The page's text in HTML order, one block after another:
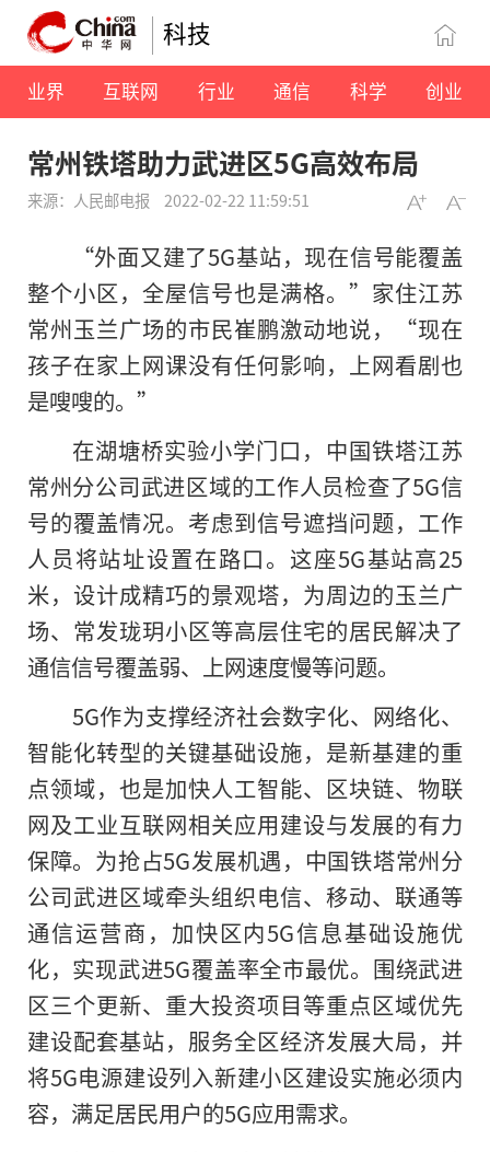
科技
业界 互联网 行业 通信 科学 创业
常州铁塔助力武进区5G高效布局
来源：人民邮电报 2022-02-22 11:59:51
“外面又建了5G基站，现在信号能覆盖
整个小区，全屋信号也是满格。”家住江苏
常州玉兰广场的市民崔鹏激动地说，“现在
孩子在家上网课没有任何影响，上网看剧也
是嗖嗖的。”
在湖塘桥实验小学门口，中国铁塔江苏
常州分公司武进区域的工作人员检查了5G信
号的覆盖情况。考虑到信号遮挡问题，工作
人员将站址设置在路口。这座5G基站高25
米，设计成精巧的景观塔，为周边的玉兰广
场、常发珑玥小区等高层住宅的居民解决了
通信信号覆盖弱、上网速度慢等问题。
5G作为支撑经济社会数字化、网络化、
智能化转型的关键基础设施，是新基建的重
点领域，也是加快人工智能、区块链、物联
网及工业互联网相关应用建设与发展的有力
保障。为抢占5G发展机遇，中国铁塔常州分
公司武进区域牵头组织电信、移动、联通等
通信运营商，加快区内5G信息基础设施优
化，实现武进5G覆盖率全市最优。围绕武进
区三个更新、重大投资项目等重点区域优先
建设配套基站，服务全区经济发展大局，并
将5G电源建设列入新建小区建设实施必须内
容，满足居民用户的5G应用需求。